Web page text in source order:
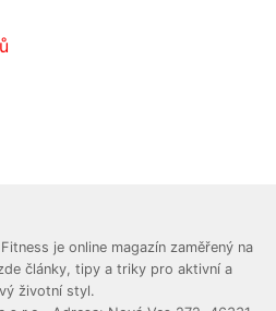
je online magazín zaměřený na
články, tipy a triky pro aktivní a
životní styl.